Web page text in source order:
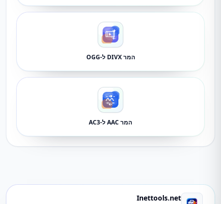
המר DIVX ל-OGG
המר AAC ל-AC3
Inettools.net